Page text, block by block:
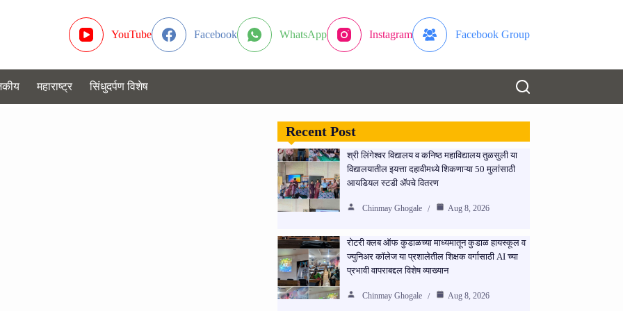
YouTube Facebook WhatsApp Instagram Facebook Group
महाराष्ट्र सिंधुदर्पण विशेष
Recent Post
श्री लिंगेश्वर विद्यालय व कनिष्ठ महाविद्यालय तुळसुली या
विद्यालयातील इयत्ता दहावीमध्ये शिकणाऱ्या 50 मुलांसाठी
आयडियल स्टडी ॲपचे वितरण
Chinmay Ghogale Aug 8, 2026
रोटरी क्लब ऑफ कुडाळच्या माध्यमातून कुडाळ हायस्कूल व
ज्युनिअर कॉलेज या प्रशालेतील शिक्षक वर्गासाठी AI च्या
प्रभावी वापराबद्दल विशेष व्याख्यान
Chinmay Ghogale Aug 8, 2026